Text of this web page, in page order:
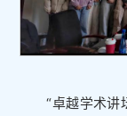
“卓越学术讲